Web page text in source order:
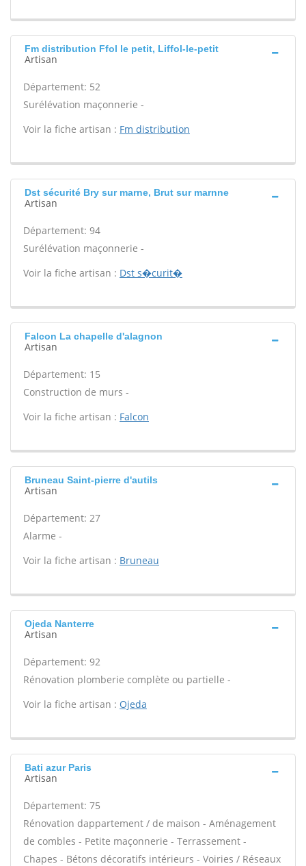
Fm distribution Ffol le petit, Liffol-le-petit
Artisan
Département: 52
Surélévation maçonnerie -
Voir la fiche artisan : Fm distribution
Dst sécurité Bry sur marne, Brut sur marnne
Artisan
Département: 94
Surélévation maçonnerie -
Voir la fiche artisan : Dst s�curit�
Falcon La chapelle d'alagnon
Artisan
Département: 15
Construction de murs -
Voir la fiche artisan : Falcon
Bruneau Saint-pierre d'autils
Artisan
Département: 27
Alarme -
Voir la fiche artisan : Bruneau
Ojeda Nanterre
Artisan
Département: 92
Rénovation plomberie complète ou partielle -
Voir la fiche artisan : Ojeda
Bati azur Paris
Artisan
Département: 75
Rénovation dappartement / de maison - Aménagement
de combles - Petite maçonnerie - Terrassement -
Chapes - Bétons décoratifs intérieurs - Voiries / Réseaux